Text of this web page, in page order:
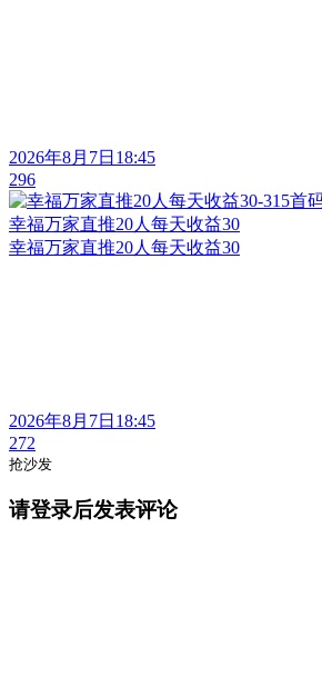
2026年8月7日18:45
296
幸福万家直推20人每天收益30
幸福万家直推20人每天收益30
2026年8月7日18:45
272
抢沙发
请登录后发表评论